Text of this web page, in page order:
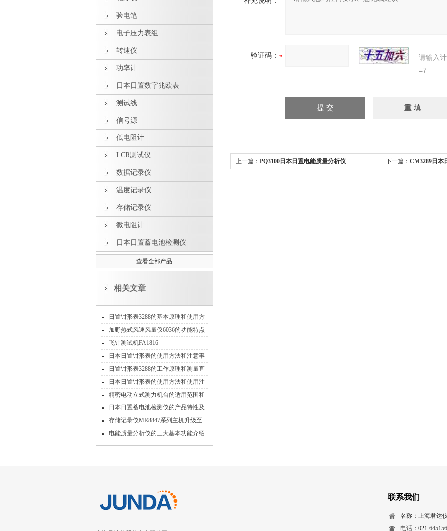
验电笔
电子压力表组
转速仪
功率计
日本日置数字兆欧表
测试线
信号源
低电阻计
LCR测试仪
数据记录仪
温度记录仪
存储记录仪
微电阻计
日本日置蓄电池检测仪
查看全部产品
相关文章
日置钳形表3288的基本原理和使用方
法
加野热式风速风量仪6036的功能特点
和检测工作流程
飞针测试机FA1816
日本日置钳形表的使用方法和注意事
项
日置钳形表3288的工作原理和测量直
流电流操作
日本日置钳形表的使用方法和使用注
意事项
精密电动立式测力机台的适用范围和
功能特点
日本日置蓄电池检测仪的产品特性及
所采用的技术
存储记录仪MR8847系列主机升级至
V3.07
电能质量分析仪的三大基本功能介绍
验证码：
请输入
=7
上一篇： PQ3100日本日置电能质量分析仪 下一篇： CM3289日本
联系我们
名称：上海君达
电话：021-